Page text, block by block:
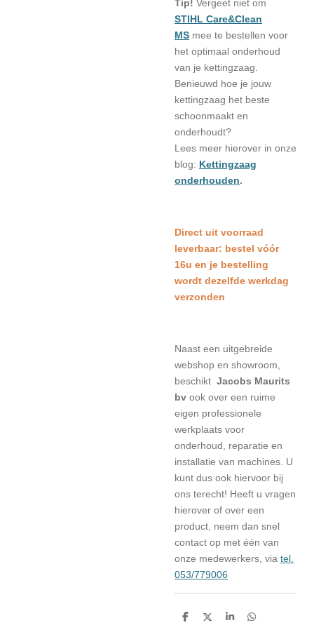
Tip! Vergeet niet om
STIHL Care&Clean
MS mee te bestellen voor
het optimaal onderhoud
van je kettingzaag.
Benieuwd hoe je jouw
kettingzaag het beste
schoonmaakt en
onderhoudt?
Lees meer hierover in onze
blog: Kettingzaag
onderhouden.
Direct uit voorraad
leverbaar: bestel vóór
16u en je bestelling
wordt dezelfde werkdag
verzonden
Naast een uitgebreide
webshop en showroom,
beschikt Jacobs Maurits
bv ook over een ruime
eigen professionele
werkplaats voor
onderhoud, reparatie en
installatie van machines. U
kunt dus ook hiervoor bij
ons terecht! Heeft u vragen
hierover of over een
product, neem dan snel
contact op met één van
onze medewerkers, via tel.
053/779006
D
D
S
D